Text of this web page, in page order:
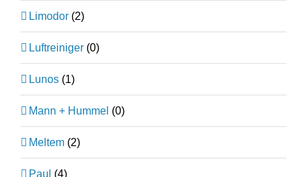
Limodor (2)
Luftreiniger (0)
Lunos (1)
Mann + Hummel (0)
Meltem (2)
Paul (4)